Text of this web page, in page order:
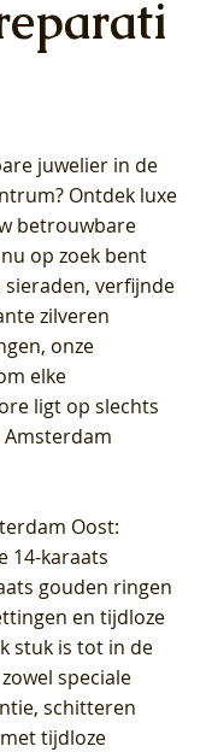
juwelier in de
? Ontdek luxe
betrouwbare
op zoek bent
verfijnde
zilveren
onze
elke
ligt op slechts
Oost:
14-karaats
gouden ringen
en tijdloze
stuk is tot in de
speciale
schitteren
tijdloze